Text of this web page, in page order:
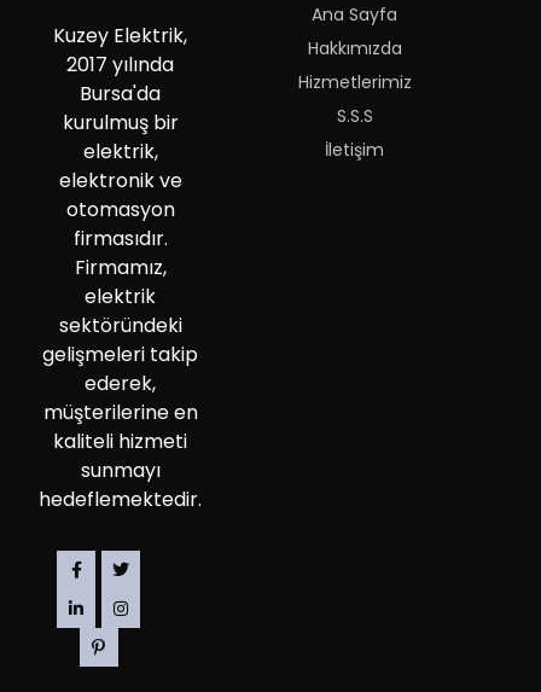
Kuzey Elektrik,
2017 yılında
Bursa'da
kurulmuş bir
elektrik,
elektronik ve
otomasyon
firmasıdır.
Firmamız,
elektrik
sektöründeki
gelişmeleri takip
ederek,
müşterilerine en
kaliteli hizmeti
sunmayı
hedeflemektedir.
Ana Sayfa
Hakkımızda
Hizmetlerimiz
S.S.S
İletişim